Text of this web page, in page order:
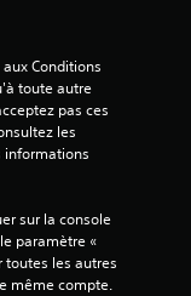
Conditions
toute autre
pas ces
les
informations
sur la console
paramètre «
toutes les autres
même compte.